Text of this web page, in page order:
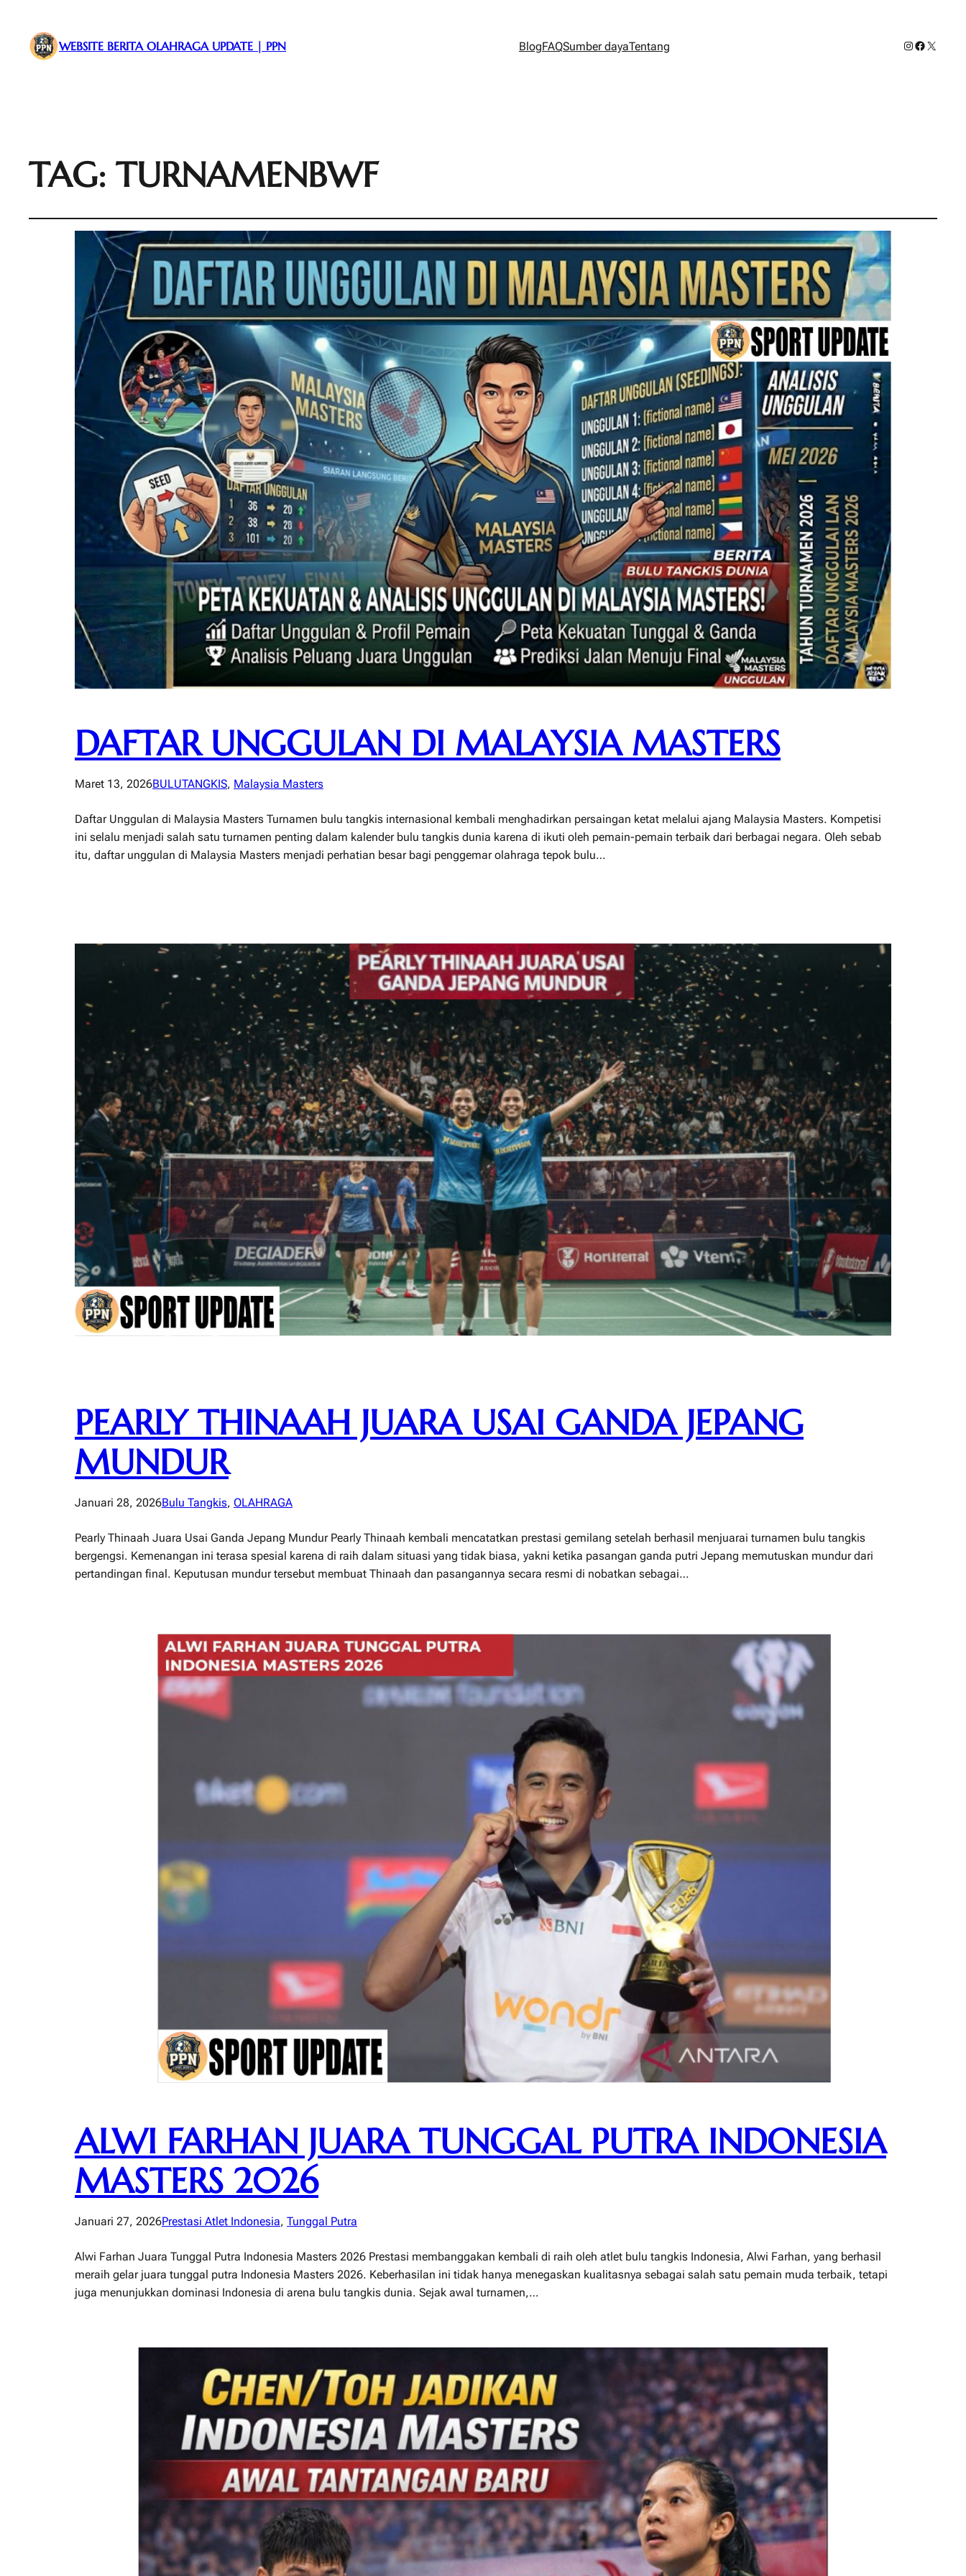
WEBSITE BERITA OLAHRAGA UPDATE | PPN BlogFAQSumber dayaTentang Instagram
Facebook
X
TAG:TURNAMENBWF
DAFTAR UNGGULAN DI MALAYSIA MASTERS
Maret 13, 2026BULUTANGKIS, Malaysia Masters
Daftar Unggulan di Malaysia Masters Turnamen bulu tangkis internasional kembali menghadirkan persaingan ketat melalui ajang Malaysia Masters. Kompetisi
ini selalu menjadi salah satu turnamen penting dalam kalender bulu tangkis dunia karena di ikuti oleh pemain-pemain terbaik dari berbagai negara. Oleh sebab
itu, daftar unggulan di Malaysia Masters menjadi perhatian besar bagi penggemar olahraga tepok bulu…
PEARLY THINAAH JUARA USAI GANDA JEPANG
MUNDUR
Januari 28, 2026Bulu Tangkis, OLAHRAGA
Pearly Thinaah Juara Usai Ganda Jepang Mundur Pearly Thinaah kembali mencatatkan prestasi gemilang setelah berhasil menjuarai turnamen bulu tangkis
bergengsi. Kemenangan ini terasa spesial karena di raih dalam situasi yang tidak biasa, yakni ketika pasangan ganda putri Jepang memutuskan mundur dari
pertandingan final. Keputusan mundur tersebut membuat Thinaah dan pasangannya secara resmi di nobatkan sebagai…
ALWI FARHAN JUARA TUNGGAL PUTRA INDONESIA
MASTERS 2026
Januari 27, 2026Prestasi Atlet Indonesia, Tunggal Putra
Alwi Farhan Juara Tunggal Putra Indonesia Masters 2026 Prestasi membanggakan kembali di raih oleh atlet bulu tangkis Indonesia, Alwi Farhan, yang berhasil
meraih gelar juara tunggal putra Indonesia Masters 2026. Keberhasilan ini tidak hanya menegaskan kualitasnya sebagai salah satu pemain muda terbaik, tetapi
juga menunjukkan dominasi Indonesia di arena bulu tangkis dunia. Sejak awal turnamen,…